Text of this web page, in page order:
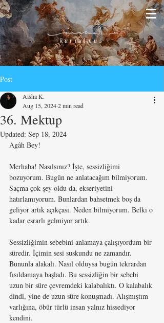
kurtulmus
Post
36. Mektup
Aisha K.
Aug 15, 20242 min read
Updated: Sep 18, 2024
Agâh Bey!
Merhaba! Nasılsınız? İşte, sessizliğimi
bozuyorum. Bugün ne anlatacağım bilmiyorum.
Saçma çok şey oldu da, ekseriyetini
hatırlamıyorum. Bunlardan bahsetmek boş da
geliyor artık açıkçası. Neden bilmiyorum. Belki o
kadar esrarlı gelmiyor artık.
Sessizliğimin sebebini anlamaya çalışıyordum bir
süredir. İçimin sesi suskundu ne zamandır.
Bununla alakalı. Nasıl olduysa bugün tekrardan
fısıldamaya başladı. Bu sessizliğin bir sebebi
uzun bir süre çevremdeki kalabalıktı. O kalabalık
dindi, yine de uzun süre konuşmadı. Alışmıştım
varlığına, öbür türlü insan yalnız hissediyor
kendini.